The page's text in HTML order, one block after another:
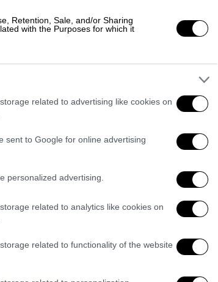
Retention, Sale, and/or Sharing
with the Purposes for which it
related to advertising like cookies on
sent to Google for online advertising
personalized advertising.
related to analytics like cookies on
related to functionality of the website
ψηφιακές χρεωστικές
μέχρι και την
εστίασης και
Μουρεσίου και τις
και Μακρυνίτσης του
Τεμπών, Πύλης (πλην
Μετεώρων
Φερών του Δήμου